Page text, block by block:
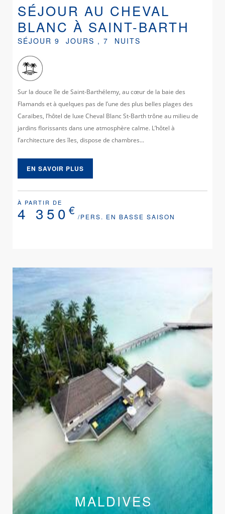
SÉJOUR AU CHEVAL
BLANC À SAINT-BARTH
SÉJOUR 9 JOURS , 7 NUITS
Sur la douce île de Saint-Barthélemy, au cœur de la baie des
Flamands et à quelques pas de l’une des plus belles plages des
Caraïbes, l’hôtel de luxe Cheval Blanc St-Barth trône au milieu de
jardins florissants dans une atmosphère calme. L’hôtel à
l’architecture des îles, dispose de chambres...
EN SAVOIR PLUS
À PARTIR DE
4 350 € /PERS. EN BASSE SAISON
MALDIVES